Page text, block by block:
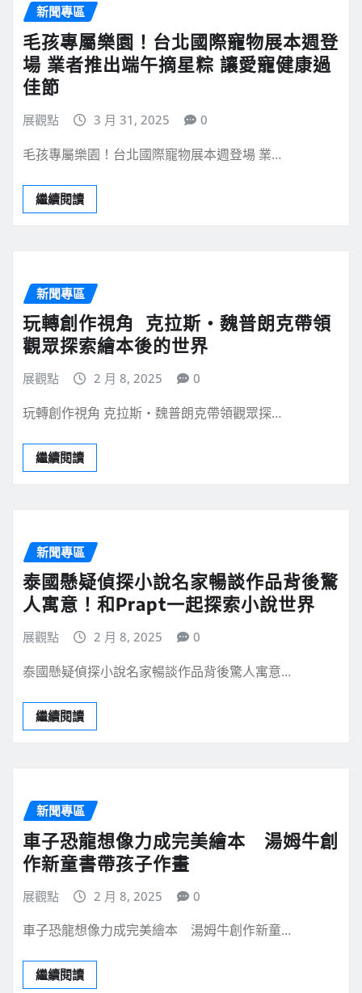
新聞專區
毛孩專屬樂園！台北國際寵物展本週登
場 業者推出端午摘星粽 讓愛寵健康過
佳節
展觀點 3 月 31, 2025 0
毛孩專屬樂園！台北國際寵物展本週登場 業…
繼續閱讀
新聞專區
玩轉創作視角 克拉斯・魏普朗克帶領
觀眾探索繪本後的世界
展觀點 2 月 8, 2025 0
玩轉創作視角 克拉斯・魏普朗克帶領觀眾探…
繼續閱讀
新聞專區
泰國懸疑偵探小說名家暢談作品背後驚
人寓意！和Prapt一起探索小說世界
展觀點 2 月 8, 2025 0
泰國懸疑偵探小說名家暢談作品背後驚人寓意…
繼續閱讀
新聞專區
車子恐龍想像力成完美繪本 湯姆牛創
作新童書帶孩子作畫
展觀點 2 月 8, 2025 0
車子恐龍想像力成完美繪本 湯姆牛創作新童…
繼續閱讀